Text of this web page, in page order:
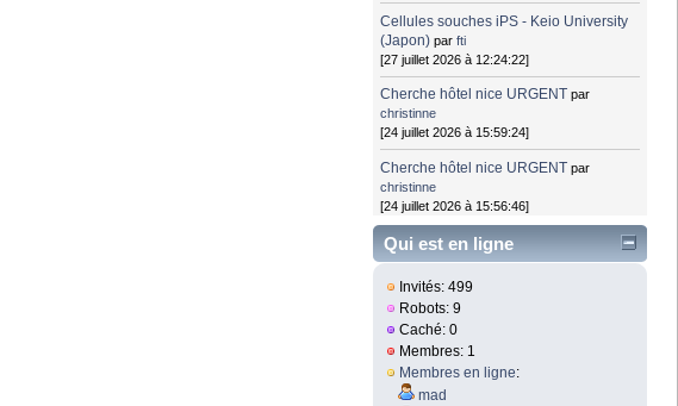
Cellules souches iPS - Keio University
(Japon) parfti
[27 juillet 2026 à 12:24:22]
Cherche hôtel nice URGENT par
christinne
[24 juillet 2026 à 15:59:24]
Cherche hôtel nice URGENT par
christinne
[24 juillet 2026 à 15:56:46]
Qui est en ligne
Invités: 499
Robots: 9
Caché: 0
Membres: 1
Membres en ligne:
mad